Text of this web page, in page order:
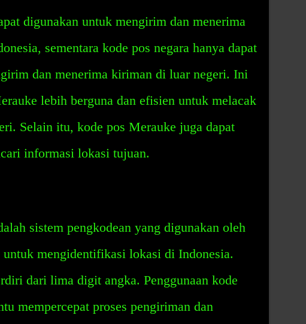
digunakan untuk mengirim dan menerima
sementara kode pos negara hanya dapat
dan menerima kiriman di luar negeri. Ini
lebih berguna dan efisien untuk melacak
Selain itu, kode pos Merauke juga dapat
informasi lokasi tujuan.
sistem pengkodean yang digunakan oleh
mengidentifikasi lokasi di Indonesia.
dari lima digit angka. Penggunaan kode
mempercepat proses pengiriman dan